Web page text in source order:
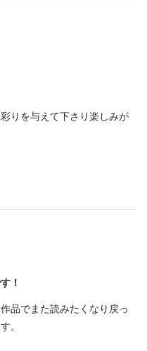
りを与えて下さり楽しみが
！
品でまた読みたくなり戻っ
。